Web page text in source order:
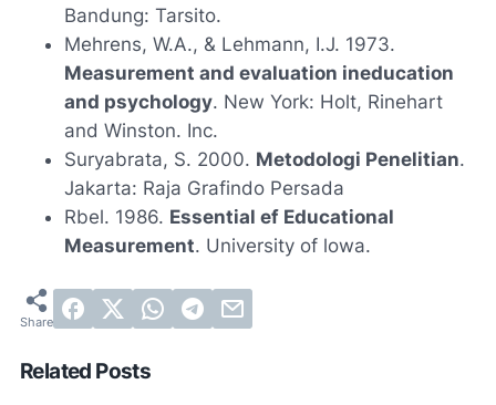
Bandung: Tarsito.
Mehrens, W.A., & Lehmann, I.J. 1973.
Measurement and evaluation ineducation
and psychology. New York: Holt, Rinehart
and Winston. Inc.
Suryabrata, S. 2000. Metodologi Penelitian.
Jakarta: Raja Grafindo Persada
Rbel. 1986. Essential ef Educational
Measurement. University of lowa.
Related Posts